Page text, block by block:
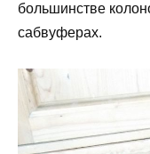
большинстве
сабвуферах.